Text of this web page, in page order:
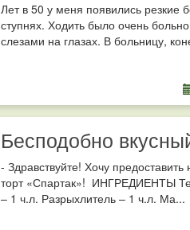
Лет в 50 у меня появились резкие
ступнях. Ходить было очень
слезами на глазах. В больницу,
Бесподобно
- Здравствуйте! Хочу
торт «Спартак»! ИНГРЕДИЕНТЫ
– 1 ч.л. Разрыхлитель – 1 ч.л. Ма...